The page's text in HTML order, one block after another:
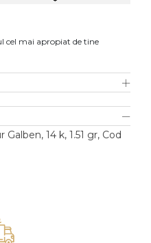
cel mai apropiat de tine
14 k, 1.51 gr, Cod